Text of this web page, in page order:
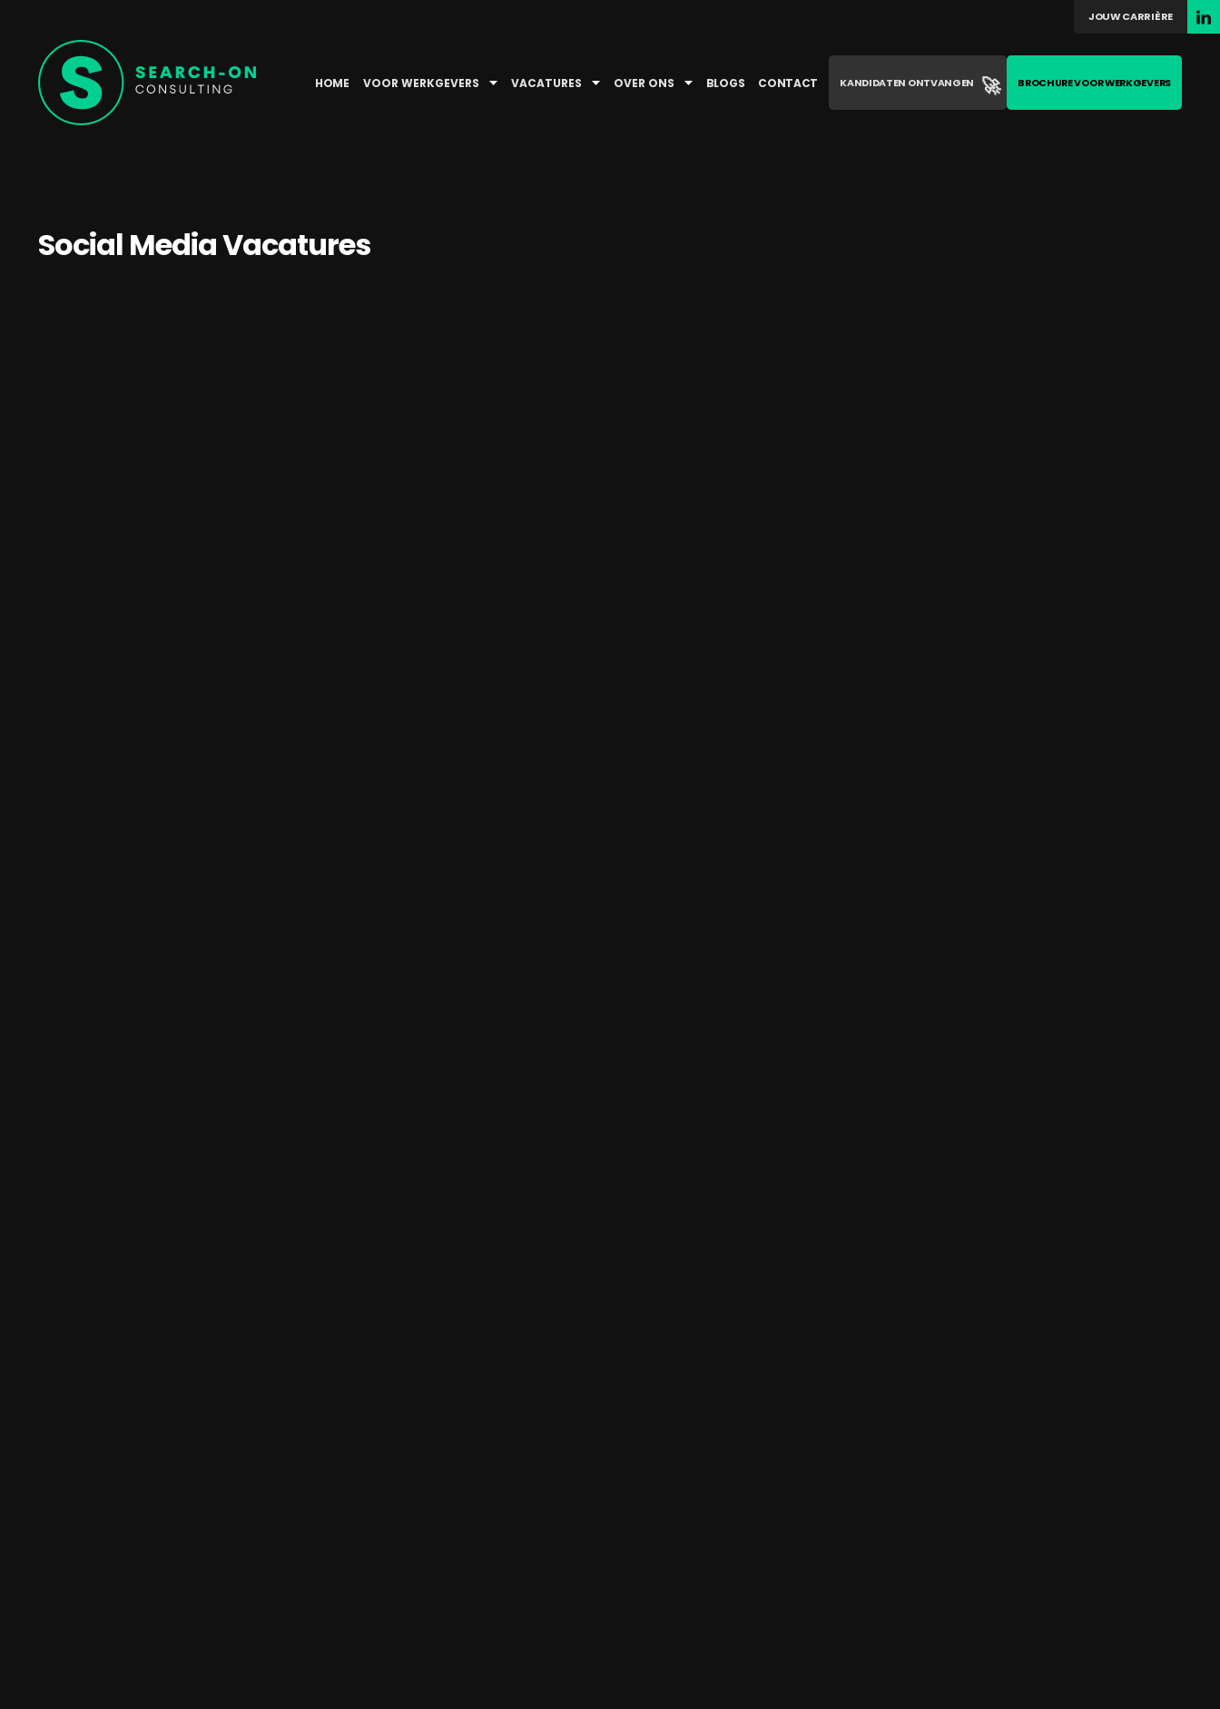
HOME VOOR WERKGEVERS VACATURES OVER ONS BLOGS CONTACT
JOUW CARRIÈRE
KANDIDATEN ONTVANGEN 🚀 BROCHURE VOOR WERKGEVERS
Social Media Vacatures